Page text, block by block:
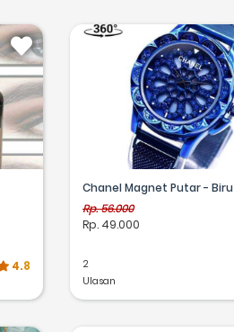
4.8
Chanel Magnet Putar - Biru
Rp. 56.000
Rp. 49.000
2
Ulasan